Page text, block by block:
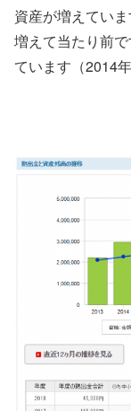
資産が増えてい
増えて当たり前
ています（2014